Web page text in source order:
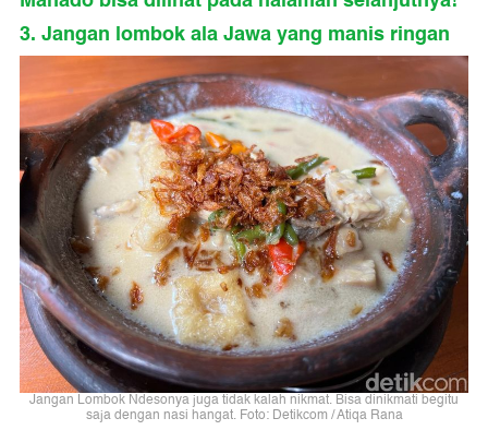
3. Jangan lombok ala Jawa yang manis ringan
Jangan Lombok Ndesonya juga tidak kalah nikmat. Bisa dinikmati begitu
saja dengan nasi hangat. Foto: Detikcom / Atiqa Rana